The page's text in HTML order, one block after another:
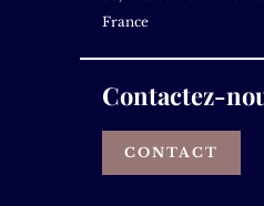
France
Contactez-
CONTACT